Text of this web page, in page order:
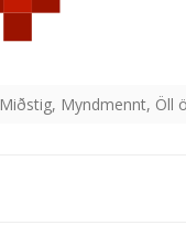
Miðstig, Myndmennt, Öll